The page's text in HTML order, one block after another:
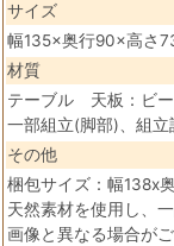
サイズ
幅135×奥行90×高さ
材質
テーブル 天板：ビ
一部組立(脚部)、組立
その他
梱包サイズ：幅138x
天然素材を使用し、
画像と異なる場合がご